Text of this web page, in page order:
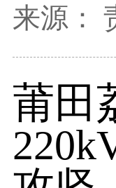
来源：
莆田